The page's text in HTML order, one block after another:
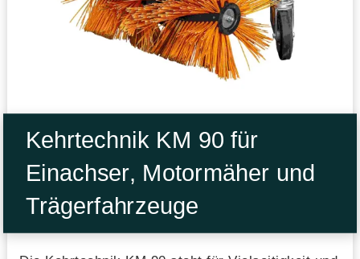
Kehrtechnik KM 90 für
Einachser, Motormäher und
Trägerfahrzeuge